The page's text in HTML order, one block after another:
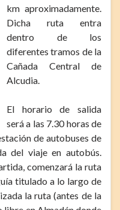
km aproximadamente.
Dicha ruta entra
dentro de los
diferentes tramos de la
Cañada Central de
Alcudia.
El horario de salida
será a las 7.30 horas de
de autobuses de
del viaje en autobús.
comenzará la ruta
titulado a lo largo de
la ruta (antes de la